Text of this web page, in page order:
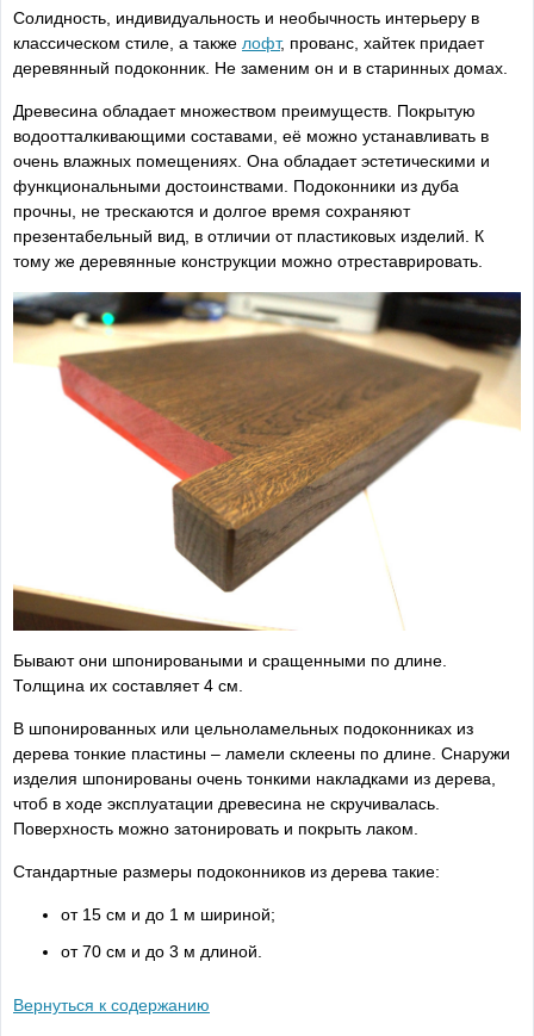
Солидность, индивидуальность и необычность интерьеру в
классическом стиле, а также лофт, прованс, хайтек придает
деревянный подоконник. Не заменим он и в старинных домах.
Древесина обладает множеством преимуществ. Покрытую
водоотталкивающими составами, её можно устанавливать в
очень влажных помещениях. Она обладает эстетическими и
функциональными достоинствами. Подоконники из дуба
прочны, не трескаются и долгое время сохраняют
презентабельный вид, в отличии от пластиковых изделий. К
тому же деревянные конструкции можно отреставрировать.
Бывают они шпонироваными и сращенными по длине.
Толщина их составляет 4 см.
В шпонированных или цельноламельных подоконниках из
дерева тонкие пластины – ламели склеены по длине. Снаружи
изделия шпонированы очень тонкими накладками из дерева,
чтоб в ходе эксплуатации древесина не скручивалась.
Поверхность можно затонировать и покрыть лаком.
Стандартные размеры подоконников из дерева такие:
от 15 см и до 1 м шириной;
от 70 см и до 3 м длиной.
Вернуться к содержанию